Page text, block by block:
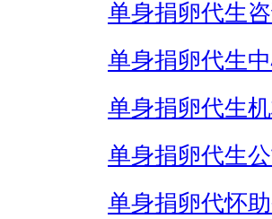
单身捐卵代生
单身捐卵代生
单身捐卵代生
单身捐卵代生公
单身捐卵代怀